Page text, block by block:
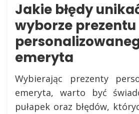
Jakie błędy
wyborze prezentu
emeryta
Wybierając prezenty
emeryta, warto być
pułapek oraz błędów,